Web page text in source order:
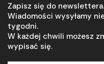
Zapisz się do newslettera.
Wiadomości wysyłamy
tygodni.
W każdej chwili możesz
wypisać się.